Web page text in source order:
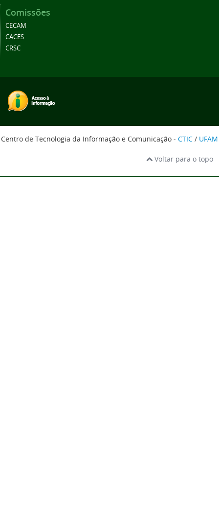
Comissões
CECAM
CACES
CRSC
Centro de Tecnologia da Informação e Comunicação - CTIC / UFAM
Voltar para o topo